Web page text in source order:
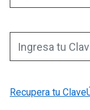
Ingresa tu
Recupera tu